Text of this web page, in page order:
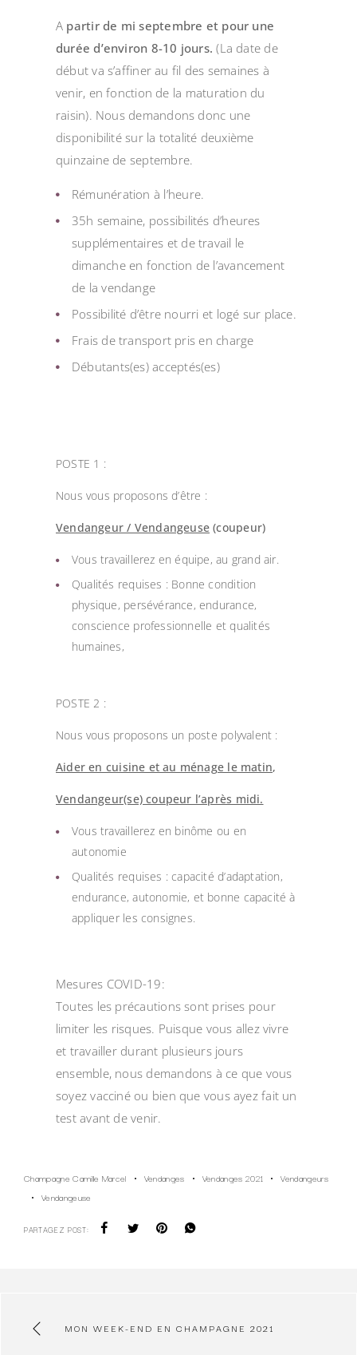
A partir de mi septembre et pour une
durée d’environ 8-10 jours.(La date de
début va s’affiner au fil des semaines à
venir, en fonction de la maturation du
raisin). Nous demandons donc une
disponibilité sur la totalité deuxième
quinzaine de septembre.
Rémunération à l’heure.
35h semaine, possibilités d’heures
supplémentaires et de travail le
dimanche en fonction de l’avancement
de la vendange
Possibilité d’être nourri et logé sur place.
Frais de transport pris en charge
Débutants(es) acceptés(es)
POSTE 1 :
Nous vous proposons d’être :
Vendangeur / Vendangeuse (coupeur)
Vous travaillerez en équipe, au grand air.
Qualités requises : Bonne condition
physique, persévérance, endurance,
conscience professionnelle et qualités
humaines,
POSTE 2 :
Nous vous proposons un poste polyvalent :
Aider en cuisine et au ménage le matin,
Vendangeur(se) coupeur l’après midi.
Vous travaillerez en binôme ou en
autonomie
Qualités requises : capacité d’adaptation,
endurance, autonomie, et bonne capacité à
appliquer les consignes.
Mesures COVID-19:
Toutes les précautions sont prises pour
limiter les risques. Puisque vous allez vivre
et travailler durant plusieurs jours
ensemble, nous demandons à ce que vous
soyez vacciné ou bien que vous ayez fait un
test avant de venir.
Champagne Camille Marcel Vendanges Vendanges 2021
Vendangeurs
Vendangeuse
PARTAGEZ POST:
MON WEEK-END EN CHAMPAGNE 2021